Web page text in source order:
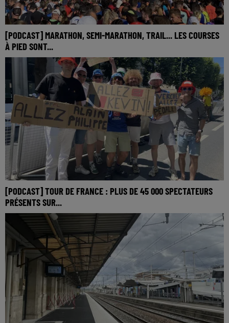
[PODCAST] MARATHON, SEMI-MARATHON, TRAIL... LES COURSES
À PIED SONT...
[PODCAST] TOUR DE FRANCE : PLUS DE 45 000 SPECTATEURS
PRÉSENTS SUR...